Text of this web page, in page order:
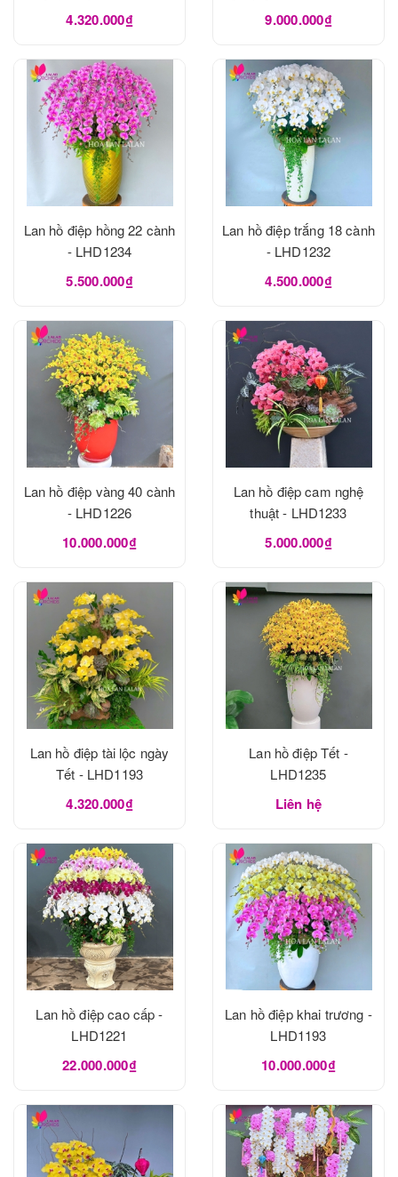
4.320.000₫ 9.000.000₫
Lan hồ điệp hồng 22 cành
- LHD1234
5.500.000₫
Lan hồ điệp trắng 18 cành
- LHD1232
4.500.000₫
Lan hồ điệp vàng 40 cành
- LHD1226
10.000.000₫
Lan hồ điệp cam nghệ
thuật - LHD1233
5.000.000₫
Lan hồ điệp tài lộc ngày
Tết - LHD1193
4.320.000₫
Lan hồ điệp Tết -
LHD1235
Liên hệ
Lan hồ điệp cao cấp -
LHD1221
22.000.000₫
Lan hồ điệp khai trương -
LHD1193
10.000.000₫